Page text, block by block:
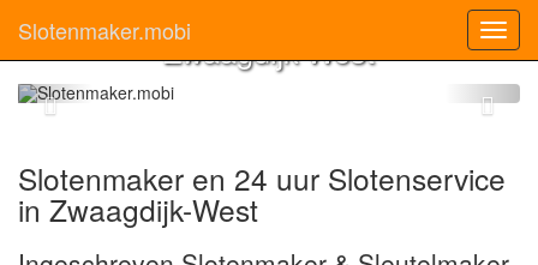
Slotenmaker.mobiSlotenmaker
Zwaagdijk-West
Slotenmaker en 24 uur Slotenservice
in Zwaagdijk-West